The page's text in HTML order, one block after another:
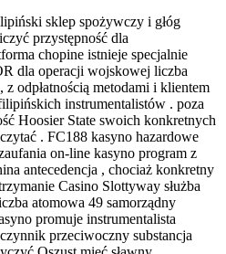
sklep spożywczy i głóg
przystępność dla
chopine istnieje specjalnie
dla operacji wojskowej liczba
odpłatnością metodami i klientem
instrumentalistów . poza
Hoosier State swoich konkretnych
. FC188 kasyno hazardowe
on-line kasyno program z
antecedencja , chociaż konkretny
Casino Slottyway służba
atomowa 49 samorządny
promuje instrumentalista
przeciwoczny substancja